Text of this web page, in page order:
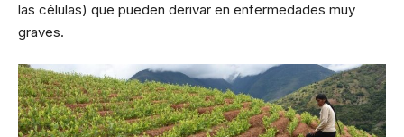
las células) que pueden derivar en enfermedades muy
graves.